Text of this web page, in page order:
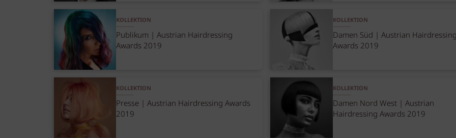
KOLLEKTION
Publikum | Austrian Hairdressing
Awards 2019
KOLLEKTION
Damen Süd | Austrian
Awards 2019
KOLLEKTION
Presse | Austrian Hairdressing Awards
2019
KOLLEKTION
Damen Nord West | Austrian
Hairdressing Awards 2019